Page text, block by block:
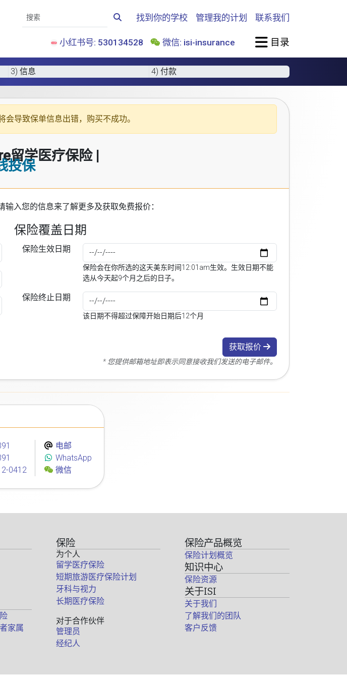
找到你的学校 管理我的计划 联系我们
小红书号: 530134528 微信: isi-insurance 目录
3) 信息 4) 付款
会导致保单信息出错，购买不成功。
留学医疗保险 |
投保
入您的信息来了解更多及获取免费报价：
保险覆盖日期
保险生效日期
保险会在你所选的这天美东时间12:01am生效。生效日期不能
选从今天起9个月之后的日子。
保险终止日期
该日期不得超过保障开始日期后12个月
获取报价
* 您提供邮箱地址即表示同意接收我们发送的电子邮件。
0412
电邮
WhatsApp
微信
家属
保险
为个人
留学医疗保险
短期旅游医疗保险计划
牙科与视力
长期医疗保险
对于合作伙伴
管理员
经纪人
保险产品概览
保险计划概览
知识中心
保险资源
关于ISI
关于我们
了解我们的团队
客户反馈